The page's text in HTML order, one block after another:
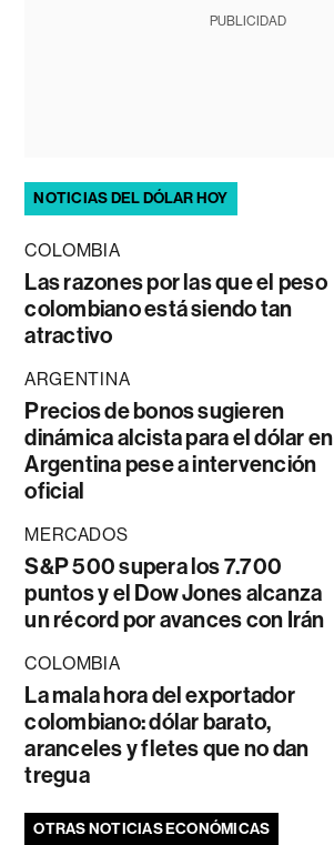
PUBLICIDAD
NOTICIAS DEL DÓLAR HOY
COLOMBIA
Las razones por las que el peso
colombiano está siendo tan
atractivo
ARGENTINA
Precios de bonos sugieren
dinámica alcista para el dólar en
Argentina pese a intervención
oficial
MERCADOS
S&P 500 supera los 7.700
puntos y el Dow Jones alcanza
un récord por avances con Irán
COLOMBIA
La mala hora del exportador
colombiano: dólar barato,
aranceles y fletes que no dan
tregua
OTRAS NOTICIAS ECONÓMICAS